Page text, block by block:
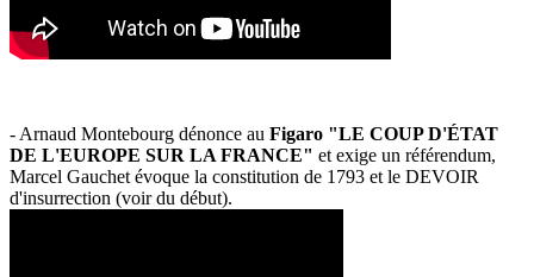
- Arnaud Montebourg dénonce au Figaro "LE COUP D'ÉTAT
DE L'EUROPE SUR LA FRANCE" et exige un référendum,
Marcel Gauchet évoque la constitution de 1793 et le DEVOIR
d'insurrection (voir du début).